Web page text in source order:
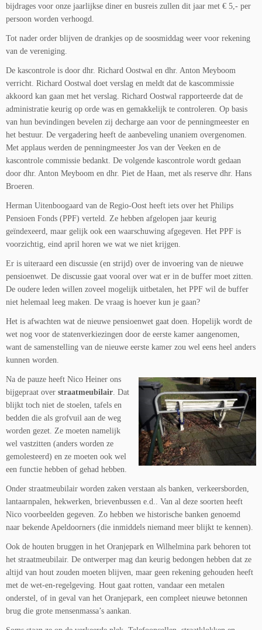
bijdrages voor onze jaarlijkse diner en busreis zullen dit jaar met € 5,- per
persoon worden verhoogd.
Tot nader order blijven de drankjes op de soosmiddag weer voor rekening
van de vereniging.
De kascontrole is door dhr. Richard Oostwal en dhr. Anton Meyboom
verricht. Richard Oostwal doet verslag en meldt dat de kascommissie
akkoord kan gaan met het verslag. Richard Oostwal rapporteerde dat de
administratie keurig op orde was en gemakkelijk te controleren. Op basis
van hun bevindingen bevelen zij decharge aan voor de penningmeester en
het bestuur. De vergadering heeft de aanbeveling unaniem overgenomen.
Met applaus werden de penningmeester Jos van der Veeken en de
kascontrole commissie bedankt. De volgende kascontrole wordt gedaan
door dhr. Anton Meyboom en dhr. Piet de Haan, met als reserve dhr. Hans
Broeren.
Herman Uitenboogaard van de Regio-Oost heeft iets over het Philips
Pensioen Fonds (PPF) verteld. Ze hebben afgelopen jaar keurig
geïndexeerd, maar gelijk ook een waarschuwing afgegeven. Het PPF is
voorzichtig, eind april horen we wat we niet krijgen.
Er is uiteraard een discussie (en strijd) over de invoering van de nieuwe
pensioenwet. De discussie gaat vooral over wat er in de buffer moet zitten.
De oudere leden willen zoveel mogelijk uitbetalen, het PPF wil de buffer
niet helemaal leeg maken. De vraag is hoever kun je gaan?
Het is afwachten wat de nieuwe pensioenwet gaat doen. Hopelijk wordt de
wet nog voor de statenverkiezingen door de eerste kamer aangenomen,
want de samenstelling van de nieuwe eerste kamer zou wel eens heel anders
kunnen worden.
Na de pauze heeft Nico Heiner ons
bijgepraat over straatmeubilair. Dat
blijkt toch niet de stoelen, tafels en
bedden die als grofvuil aan de weg
worden gezet. Ze moeten namelijk
wel vastzitten (anders worden ze
gemolesteerd) en ze moeten ook wel
een functie hebben of gehad hebben.
Onder straatmeubilair worden zaken verstaan als banken, verkeersborden,
lantaarnpalen, hekwerken, brievenbussen e.d.. Van al deze soorten heeft
Nico voorbeelden gegeven. Zo hebben we historische banken genoemd
naar bekende Apeldoorners (die inmiddels niemand meer blijkt te kennen).
Ook de houten bruggen in het Oranjepark en Wilhelmina park behoren tot
het straatmeubilair. De ontwerper mag dan keurig bedongen hebben dat ze
altijd van hout zouden moeten blijven, maar geen rekening gehouden heeft
met de wet-en-regelgeving. Hout gaat rotten, vandaar een metalen
onderstel, of in geval van het Oranjepark, een compleet nieuwe betonnen
brug die grote mensenmassa’s aankan.